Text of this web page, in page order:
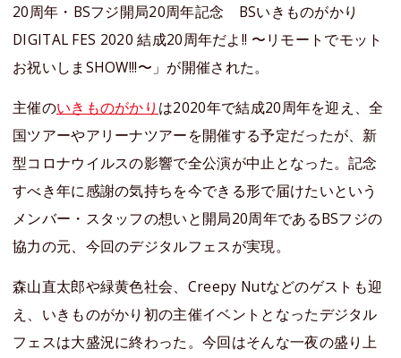
20周年・BSフジ開局20周年記念 BSいきものがかり
DIGITAL FES 2020 結成20周年だよ!! 〜リモートでモット
お祝いしまSHOW!!!〜」が開催された。
主催のいきものがかり は2020年で結成20周年を迎え、全
国ツアーやアリーナツアーを開催する予定だったが、新
型コロナウイルスの影響で全公演が中止となった。記念
すべき年に感謝の気持ちを今できる形で届けたいという
メンバー・スタッフの想いと開局20周年であるBSフジの
協力の元、今回のデジタルフェスが実現。
森山直太郎や緑黄色社会、Creepy Nutなどのゲストも迎
え、いきものがかり初の主催イベントとなったデジタル
フェスは大盛況に終わった。今回はそんな一夜の盛り上